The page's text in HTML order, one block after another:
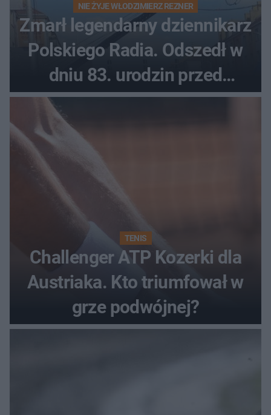
NIE ŻYJE WŁODZIMIERZ REZNER
Zmarł legendarny dziennikarz
Polskiego Radia. Odszedł w
dniu 83. urodzin przed
finałem Tour de Pologne
TENIS
Challenger ATP Kozerki dla
Austriaka. Kto triumfował w
grze podwójnej?